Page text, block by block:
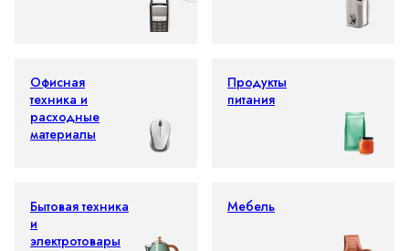
Офисная
техника и
расходные
материалы
Продукты
питания
Бытовая техника
и
электротовары
Мебель